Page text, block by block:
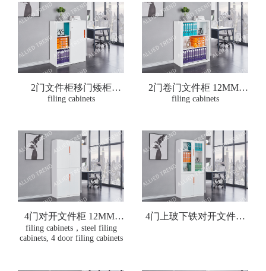
2门文件柜移门矮柜
12MM-WTFMSS-D2
filing cabinets
2门卷门文件柜 12MM-
WTFRD-D2
filing cabinets
4门对开文件柜 12MM-
WTF-D4
filing cabinets，steel filing
cabinets, 4 door filing cabinets
4门上玻下铁对开文件柜